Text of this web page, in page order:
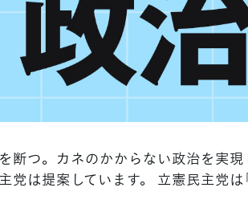
断つ。カネのかからない政治を実
は提案しています。 立憲民主党は